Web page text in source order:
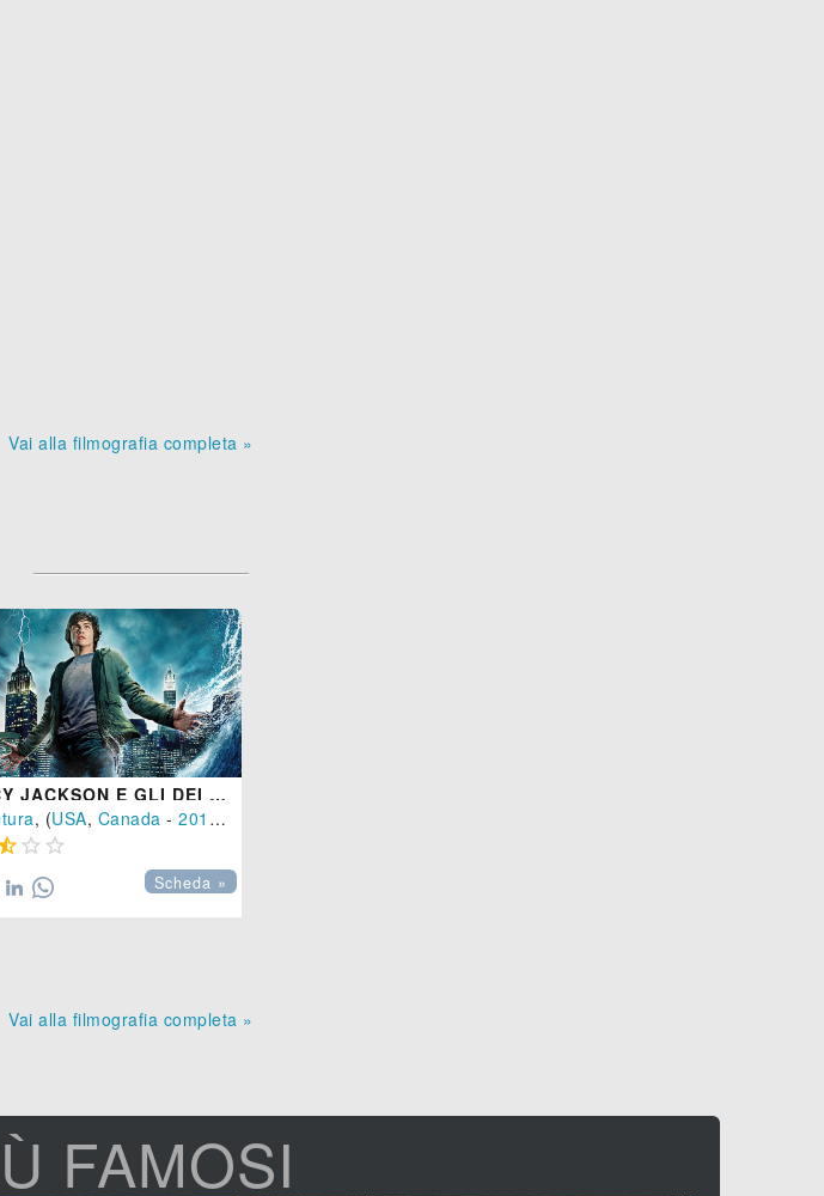
Vai alla filmografia completa »
-2013), 118 min.
PERCY JACKSON E GLI DEI DELL'OLIMPO - IL LADRO DI FULMINI
, (USA, Canada - 2010
), 118 min.
 
Scheda »
Vai alla filmografia completa »
FAMOSI